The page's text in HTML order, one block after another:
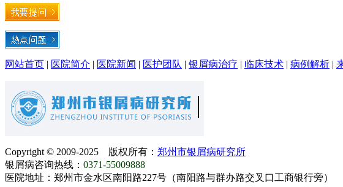
网站首页 | 医院简介 | 医院新闻 | 医护团队 | 银屑病治疗 | 临床技术 | 病例解析 |
Copyright © 2009-2025 版权所有： 郑州市银屑病研究所
银屑病咨询热线： 0371-55009888
医院地址：郑州市金水区南阳路227号（南阳路与群办路交叉口工商银行旁）